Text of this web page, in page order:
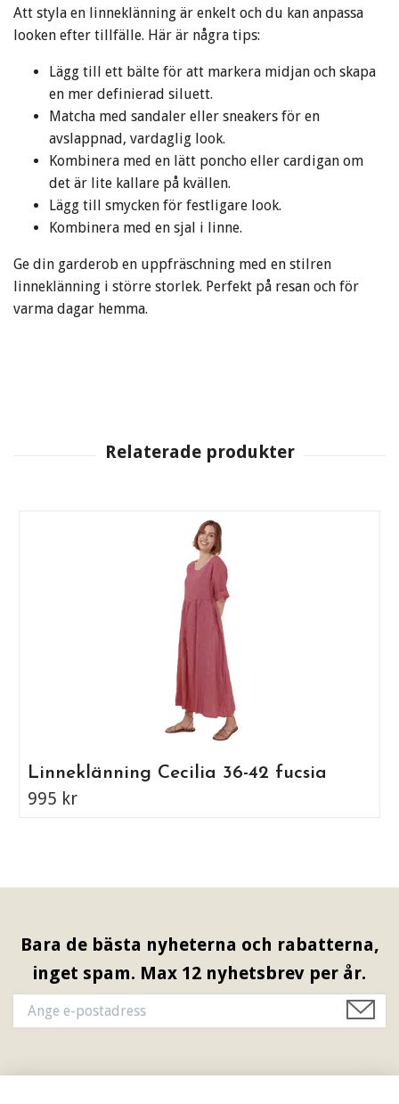
Att styla en linneklänning är enkelt och du kan anpassa
looken efter tillfälle. Här är några tips:
Lägg till ett bälte för att markera midjan och skapa
en mer definierad siluett.
Matcha med sandaler eller sneakers för en
avslappnad, vardaglig look.
Kombinera med en lätt poncho eller cardigan om
det är lite kallare på kvällen.
Lägg till smycken för festligare look.
Kombinera med en sjal i linne.
Ge din garderob en uppfräschning med en stilren
linneklänning i större storlek. Perfekt på resan och för
varma dagar hemma.
Linneklänning Cecilia 36-42 fucsia
995 kr
Bara de bästa nyheterna och rabatterna,
inget spam. Max 12 nyhetsbrev per år.